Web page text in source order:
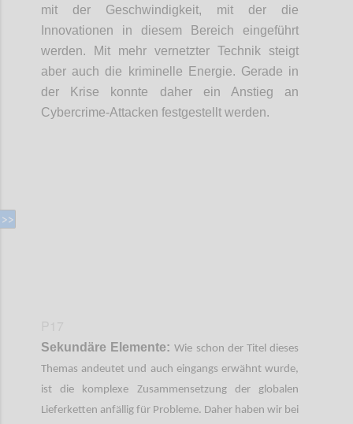
mit der Geschwindigkeit, mit der die
Innovationen in diesem Bereich eingeführt
werden. Mit mehr vernetzter Technik steigt
aber auch die kriminelle Energie. Gerade in
der Krise konnte daher ein Anstieg an
Cybercrime-Attacken festgestellt werden.
Sekundäre Elemente:Wie schon der Titel dieses
Themas andeutet und auch eingangs erwähnt wurde,
ist die komplexe Zusammensetzung der globalen
Lieferketten anfällig für Probleme. Daher haben wir bei